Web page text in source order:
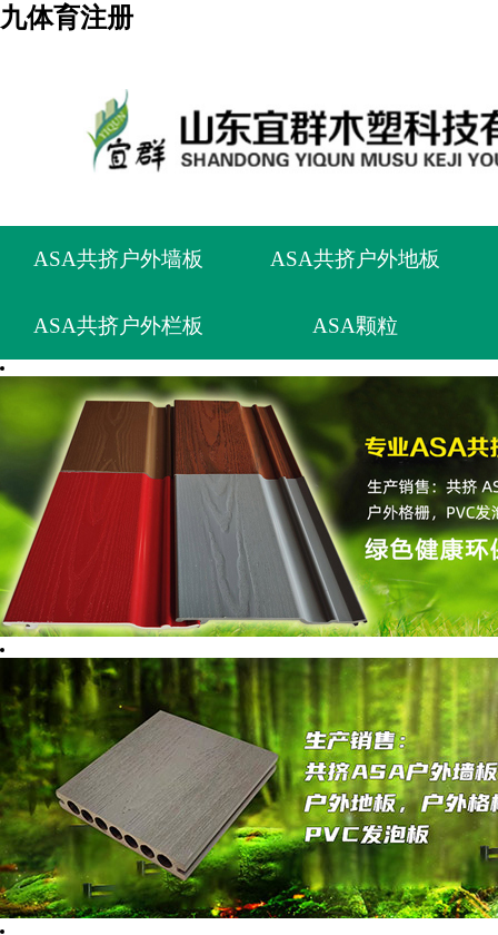
九体育注册
ASA共挤户外墙板 ASA共挤户外地板
ASA共挤户外栏板 ASA颗粒